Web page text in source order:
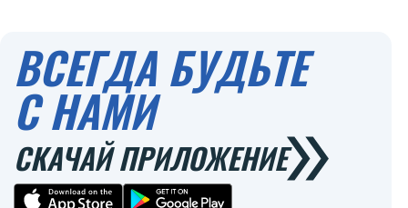
ВСЕГДА БУДЬТЕ
С НАМИ
СКАЧАЙ ПРИЛОЖЕНИЕ